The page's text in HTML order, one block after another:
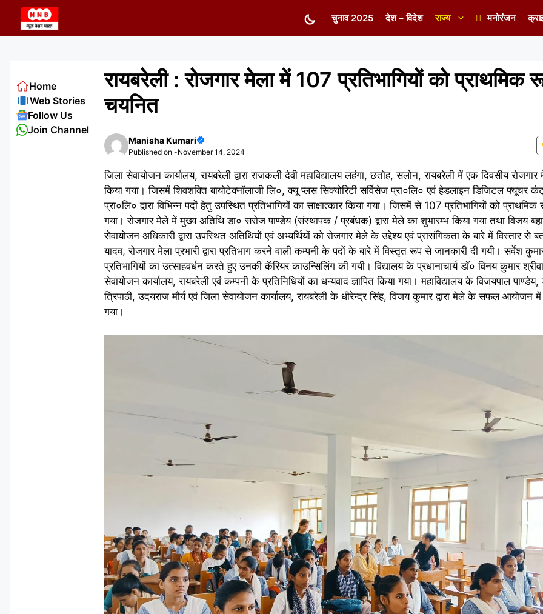
content
चुनाव 2025 देश – विदेश राज्य मनोरंजन
रायबरेली : रोजगार मेला में 107 प्रतिभागियों को प्राथमिक
चयनित
Manisha Kumari
Published on -November 14, 2024
जिला सेवायोजन कार्यालय, रायबरेली द्वारा राजकली देवी महाविद्यालय लहंगा, छतोह, सलोन, रायबरेली में एक दिवसीय
किया गया। जिसमें शिवशक्ति बायोटेक्नॉलाजी लि०, क्यू प्लस सिक्योरिटी सर्विसेज प्रा०लि० एवं हेडलाइन डिजिटल फ्यूचर
प्रा०लि० द्वारा विभिन्न पदों हेतु उपस्थित प्रतिभागियों का साक्षात्कार किया गया। जिसमें से 107 प्रतिभागियों को
गया। रोजगार मेले में मुख्य अतिथि डा० सरोज पाण्डेय (संस्थापक / प्रबंधक) द्वारा मेले का शुभारम्भ किया गया तथा विजय
सेवायोजन अधिकारी द्वारा उपस्थित अतिथियों एवं अभ्यर्थियों को रोजगार मेले के उद्देश्य एवं प्रासंगिकता के बारे में विस्तार से
यादव, रोजगार मेला प्रभारी द्वारा प्रतिभाग करने वाली कम्पनी के पदों के बारे में विस्तृत रूप से जानकारी दी गयी। सर्वेश कुमार
प्रतिभागियों का उत्साहवर्धन करते हुए उनकी कॅरियर काउन्सिलिंग की गयी। विद्यालय के प्रधानाचार्य डॉ० विनय कुमार
सेवायोजन कार्यालय, रायबरेली एवं कम्पनी के प्रतिनिधियों का धन्यवाद ज्ञापित किया गया। महाविद्यालय के विजयपाल पाण्डेय,
त्रिपाठी, उदयराज मौर्य एवं जिला सेवायोजन कार्यालय, रायबरेली के धीरेन्द्र सिंह, विजय कुमार द्वारा मेले के सफल आयोजन
गया।
Home
Web Stories
Follow Us
Join Channel